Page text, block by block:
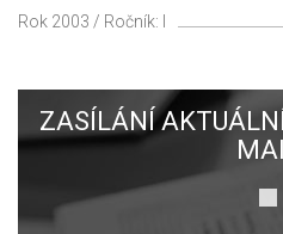
Rok 2003 / Ročník: I
ZASÍLÁNÍ